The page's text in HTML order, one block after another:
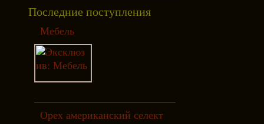
Последние поступления
Мебель
Орех американский селект